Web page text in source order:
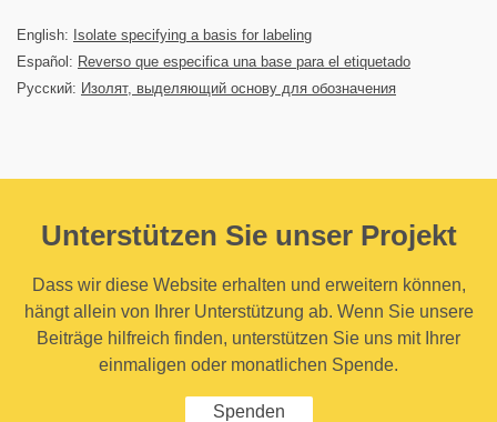
English: Isolate specifying a basis for labeling
Español: Reverso que especifica una base para el etiquetado
Русский: Изолят, выделяющий основу для обозначения
Unterstützen Sie unser Projekt
Dass wir diese Website erhalten und erweitern können,
hängt allein von Ihrer Unterstützung ab. Wenn Sie unsere
Beiträge hilfreich finden, unterstützen Sie uns mit Ihrer
einmaligen oder monatlichen Spende.
Spenden